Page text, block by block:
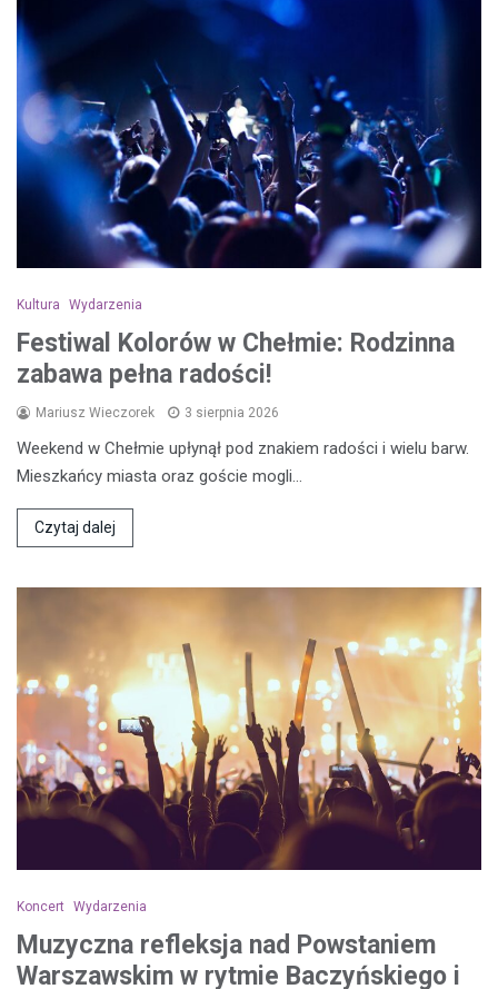
Kultura Wydarzenia
Festiwal Kolorów w Chełmie: Rodzinna
zabawa pełna radości!
Mariusz Wieczorek 3 sierpnia 2026
Weekend w Chełmie upłynął pod znakiem radości i wielu barw.
Mieszkańcy miasta oraz goście mogli…
Czytaj dalej
Koncert Wydarzenia
Muzyczna refleksja nad Powstaniem
Warszawskim w rytmie Baczyńskiego i